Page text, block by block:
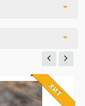
ХИТ ЖДЁМ